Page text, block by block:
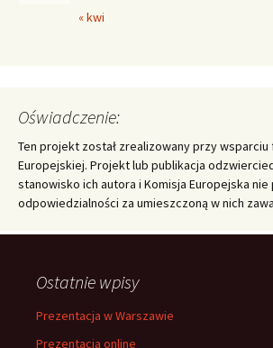
« kwi
Oświadczenie:
Ten projekt został zrealizowany przy wsparciu
Europejskiej. Projekt lub publikacja
stanowisko ich autora i Komisja Europejska nie
odpowiedzialności za umieszczoną w nich
Ostatnie wpisy
Prezentacja w Warszawie
Prezentacja online